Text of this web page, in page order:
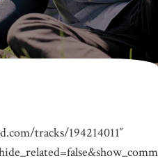
tracks/194214011″